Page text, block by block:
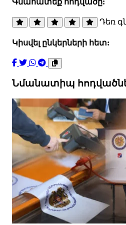
Դեռ
Կիսվել ընկերների հետ:
Նմանատիպ